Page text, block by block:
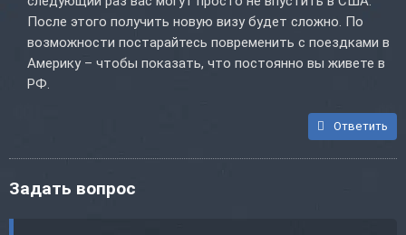
После этого получить новую визу будет сложно. По
возможности постарайтесь повременить с поездками в
Америку – чтобы показать, что постоянно вы живете в
РФ.
Ответить
Задать вопрос